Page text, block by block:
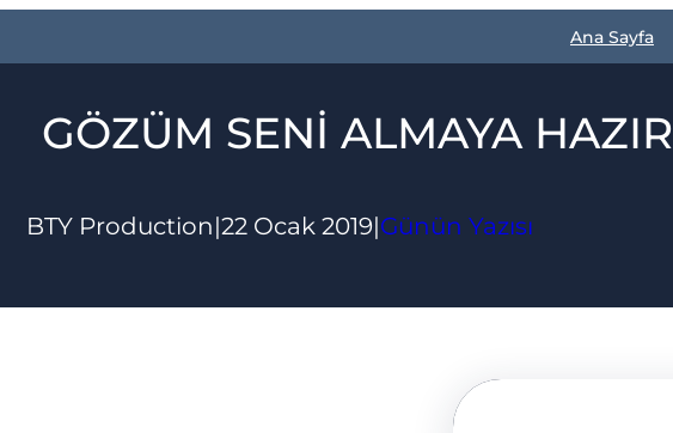
Ana Sayfa
GÖZÜM SENİ ALMAYA HAZIR
BTY Production|22 Ocak 2019|Günün Yazısı